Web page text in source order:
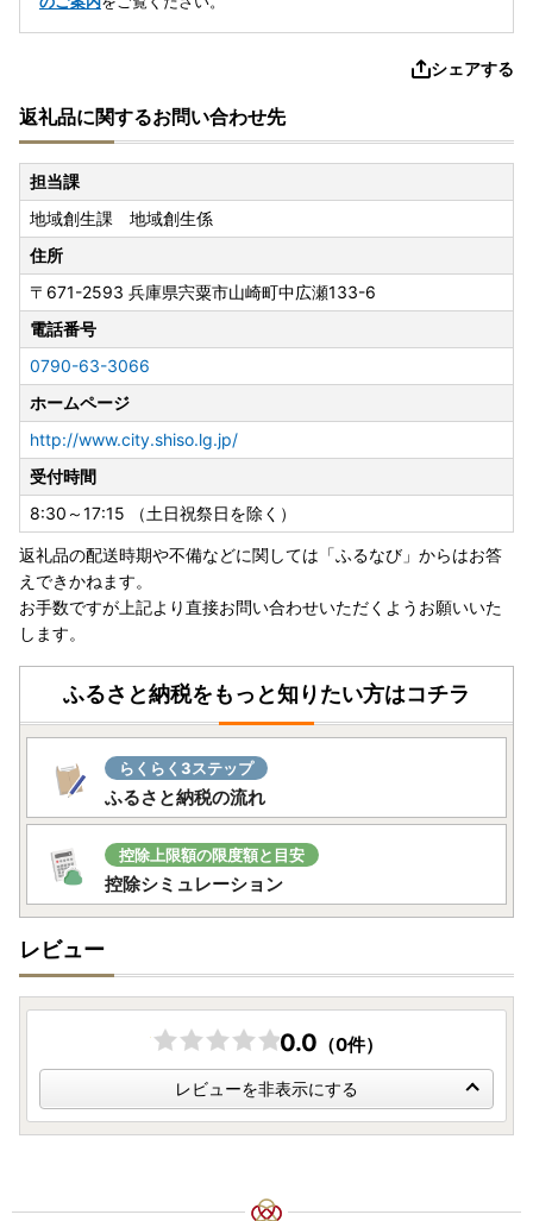
シェアする
返礼品に関するお問い合わせ先
担当課
地域創生課 地域創生係
住所
〒671-2593 兵庫県宍粟市山崎町中広瀬133-6
電話番号
0790-63-3066
ホームページ
http://www.city.shiso.lg.jp/
受付時間
8:30～17:15 （土日祝祭日を除く）
返礼品の配送時期や不備などに関しては「ふるなび」からはお答
えできかねます。
お手数ですが上記より直接お問い合わせいただくようお願いいた
します。
ふるさと納税をもっと知りたい方はコチラ
らくらく3ステップ
ふるさと納税の流れ
控除上限額の限度額と目安
控除シミュレーション
レビュー
0.0 （0件）
レビューを非表示にする